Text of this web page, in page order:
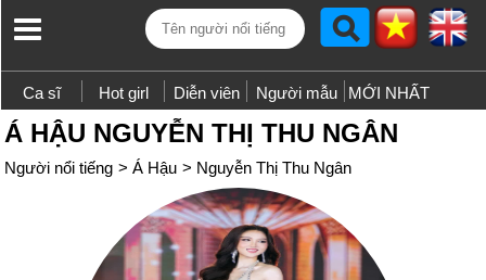
Ca sĩ Hot girl Diễn viên Người mẫu MỚI NHẤT
Á HẬU NGUYỄN THỊ THU NGÂN
Người nổi tiếng > Á Hậu > Nguyễn Thị Thu Ngân